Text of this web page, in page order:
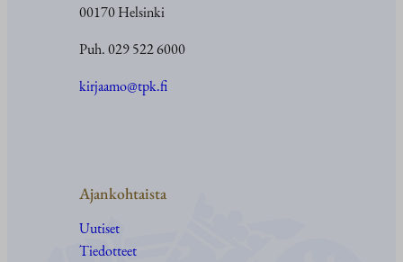
00170 Helsinki
Puh. 029 522 6000
kirjaamo@tpk.fi
Ajankohtaista
Uutiset
Tiedotteet